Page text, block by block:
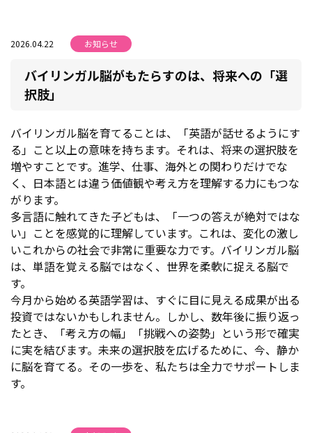
2026.04.22 お知らせ
バイリンガル脳がもたらすのは、将来への「選
択肢」
バイリンガル脳を育てることは、「英語が話せるようにす
る」こと以上の意味を持ちます。それは、将来の選択肢を
増やすことです。進学、仕事、海外との関わりだけでな
く、日本語とは違う価値観や考え方を理解する力にもつな
がります。
多言語に触れてきた子どもは、「一つの答えが絶対ではな
い」ことを感覚的に理解しています。これは、変化の激し
いこれからの社会で非常に重要な力です。バイリンガル脳
は、単語を覚える脳ではなく、世界を柔軟に捉える脳で
す。
今月から始める英語学習は、すぐに目に見える成果が出る
投資ではないかもしれません。しかし、数年後に振り返っ
たとき、「考え方の幅」「挑戦への姿勢」という形で確実
に実を結びます。未来の選択肢を広げるために、今、静か
に脳を育てる。その一歩を、私たちは全力でサポートしま
す。